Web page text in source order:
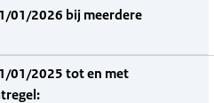
01/2026 bij meerdere
01/2025 tot en met